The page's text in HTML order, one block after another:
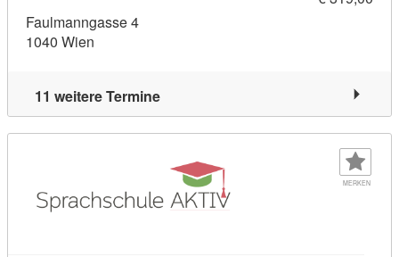
Faulmanngasse 4
1040 Wien
11 weitere Termine
MERKEN